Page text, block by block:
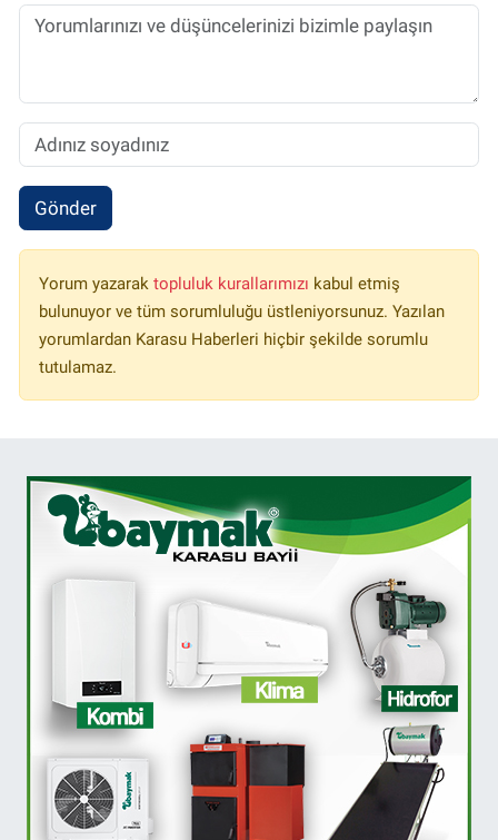
Gönder
Yorum yazarak topluluk kurallarımızı kabul etmiş
bulunuyor ve tüm sorumluluğu üstleniyorsunuz. Yazılan
yorumlardan Karasu Haberleri hiçbir şekilde sorumlu
tutulamaz.